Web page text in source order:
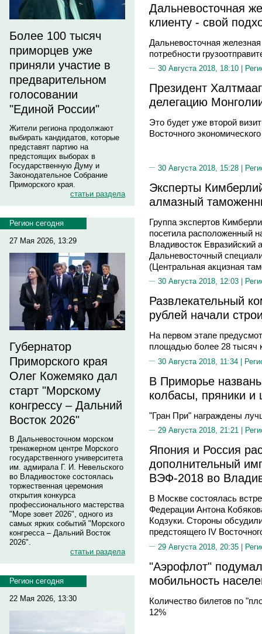
Более 100 тысяч
приморцев уже
приняли участие в
предварительном
голосовании
"Единой России"
Жители региона продолжают
выбирать кандидатов, которые
представят партию на
предстоящих выборах в
Государственную Думу и
Законодательное Собрание
Приморского края.
статьи раздела
Регион сегодня
27 Мая 2026, 13:29
Губернатор
Приморского края
Олег Кожемяко дал
старт "Морскому
конгрессу – Дальний
Восток 2026"
В Дальневосточном морском
тренажерном центре Морского
государственного университета
им. адмирала Г. И. Невельского
во Владивостоке состоялась
торжественная церемония
открытия конкурса
профессионального мастерства
"Море зовет 2026", одного из
самых ярких событий "Морского
конгресса – Дальний Восток
2026".
статьи раздела
Регион сегодня
22 Мая 2026, 13:30
Дальневосточная
клиенту - свой
Дальневосточная
потребности
30 Августа 2018, 18:10 |
Президент
делегацию
Это будет уже второй
Восточного
30 Августа 2018, 15:28 |
Эксперты
алмазный
Группа экспертов
посетила расположенный
Владивосток Евразийский
Дальневосточный
(Центральная акцизная
30 Августа 2018, 12:03 |
Развлекательный
рублей начали
На первом этапе
площадью более 28 тысяч
30 Августа 2018, 11:34 |
В Приморье
колбасы, пряники и
"Гран При" награждены
29 Августа 2018, 21:21 |
Япония и Россия
дополнительный
ВЭФ-2018 во
В Москве состоялась
Федерации Антона
Кодзуки. Стороны
предстоящего IV
29 Августа 2018, 20:35 |
"Аэрофлот"
мобильность
Количество билетов по
12%